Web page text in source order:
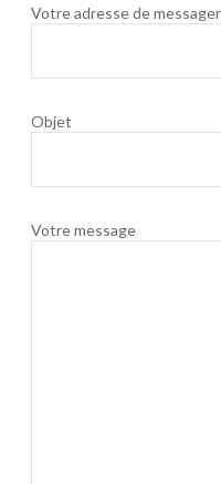
Votre adresse de
Objet
Votre message